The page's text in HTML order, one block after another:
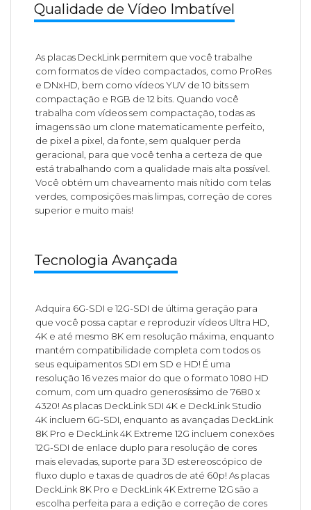
Qualidade de Vídeo Imbatível
As placas DeckLink permitem que você trabalhe
com formatos de vídeo compactados, como ProRes
e DNxHD, bem como vídeos YUV de 10 bits sem
compactação e RGB de 12 bits. Quando você
trabalha com vídeos sem compactação, todas as
imagens são um clone matematicamente perfeito,
de pixel a pixel, da fonte, sem qualquer perda
geracional, para que você tenha a certeza de que
está trabalhando com a qualidade mais alta possível.
Você obtém um chaveamento mais nítido com telas
verdes, composições mais limpas, correção de cores
superior e muito mais!
Tecnologia Avançada
Adquira 6G-SDI e 12G-SDI de última geração para
que você possa captar e reproduzir vídeos Ultra HD,
4K e até mesmo 8K em resolução máxima, enquanto
mantém compatibilidade completa com todos os
seus equipamentos SDI em SD e HD! É uma
resolução 16 vezes maior do que o formato 1080 HD
comum, com um quadro generosíssimo de 7680 x
4320! As placas DeckLink SDI 4K e DeckLink Studio
4K incluem 6G-SDI, enquanto as avançadas DeckLink
8K Pro e DeckLink 4K Extreme 12G incluem conexões
12G-SDI de enlace duplo para resolução de cores
mais elevadas, suporte para 3D estereoscópico de
fluxo duplo e taxas de quadros de até 60p! As placas
DeckLink 8K Pro e DeckLink 4K Extreme 12G são a
escolha perfeita para a edição e correção de cores